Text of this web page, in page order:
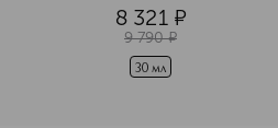
8 321 ¤
9 790 ¤
30 мл